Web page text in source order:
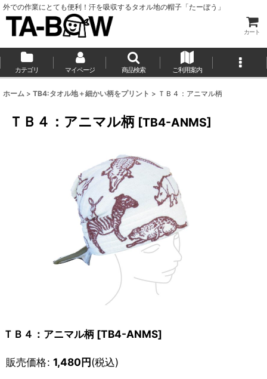
外での作業にとても便利！汗を吸収するタオル地の帽子「たーぼう」
カート
カテゴリ マイページ 商品検索 ご利用案内
ホーム > TB4:タオル地＋細かい柄をプリント > ＴＢ４：アニマル柄
ＴＢ４：アニマル柄 [TB4-ANMS]
ＴＢ４：アニマル柄 [TB4-ANMS]
販売価格: 1,480円(税込)